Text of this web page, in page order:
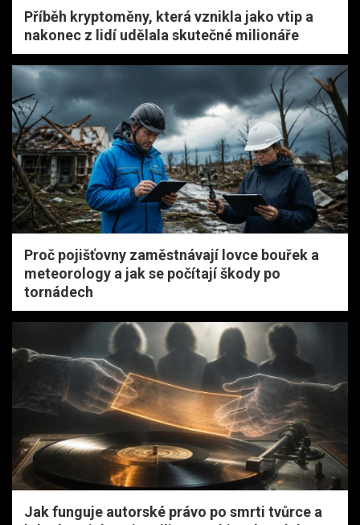
Příběh kryptoměny, která vznikla jako vtip a
nakonec z lidí udělala skutečné milionáře
Proč pojišťovny zaměstnávají lovce bouřek a
meteorology a jak se počítají škody po
tornádech
Jak funguje autorské právo po smrti tvůrce a